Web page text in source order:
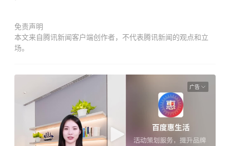
免责声明
本文来自腾讯新闻客户端创作者，不代表腾讯新闻的观点和立
场。
广告